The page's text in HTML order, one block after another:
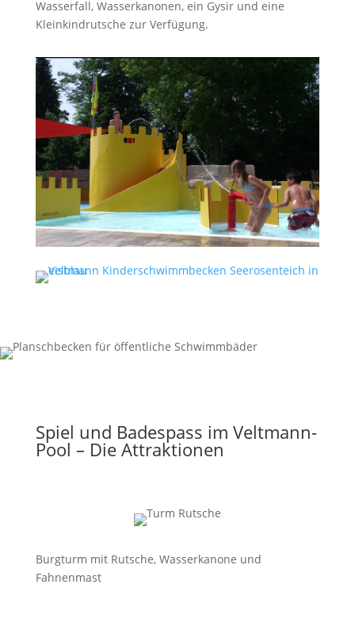
Wasserfall, Wasserkanonen, ein Gysir und eine
Kleinkindrutsche zur Verfügung.
Spiel und Badespass im Veltmann-
Pool – Die Attraktionen
Burgturm mit Rutsche, Wasserkanone und
Fahnenmast